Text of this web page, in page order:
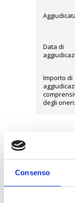
Consenso
Data di
Importo di
degli oneri:
LINK
***